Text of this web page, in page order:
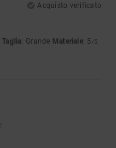
Acquisto verificato
Taglia: Grande Materiale: 5 /5